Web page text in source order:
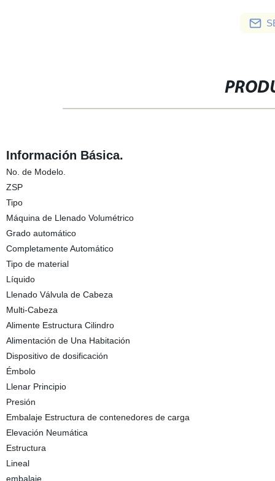
Información Básica.
No. de Modelo.
ZSP
Tipo
Máquina de Llenado Volumétrico
Grado automático
Completamente Automático
Tipo de material
Líquido
Llenado Válvula de Cabeza
Multi-Cabeza
Alimente Estructura Cilindro
Alimentación de Una Habitación
Dispositivo de dosificación
Émbolo
Llenar Principio
Presión
Embalaje Estructura de contenedores de carga
Elevación Neumática
Estructura
Lineal
embalaje